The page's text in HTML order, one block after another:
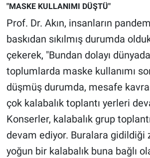
"MASKE KULLANIMI DÜŞTÜ"
Prof. Dr. Akın, insanların
baskıdan sıkılmış durumda
çekerek, "Bundan dolayı
toplumlarda maske kullanımı
düşmüş durumda, mesafe
çok kalabalık toplantı yerleri
Konserler, kalabalık grup
devam ediyor. Buralara gidildiği
yoğun bir kalabalık buna bağlı